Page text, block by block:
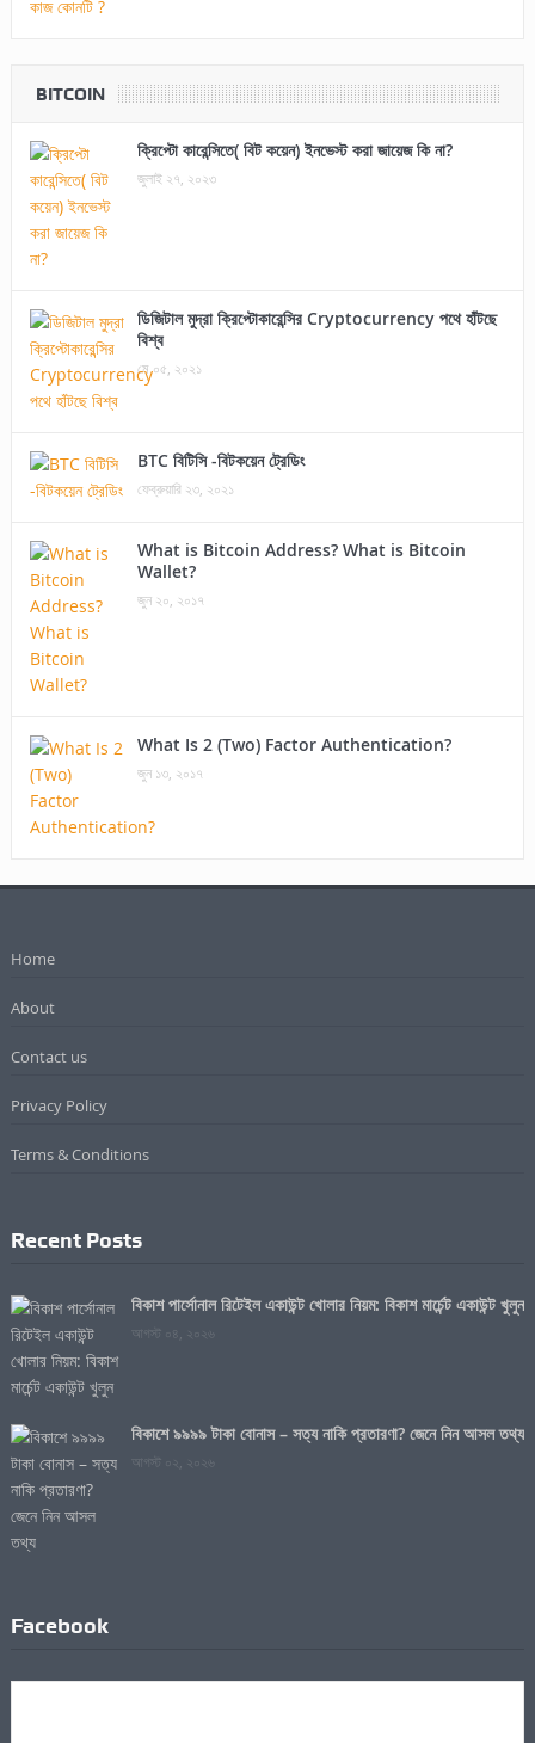
BITCOIN
ক্রিপ্টো কারেন্সিতে( বিট কয়েন) ইনভেস্ট করা জায়েজ কি না?
জুলাই ২৭, ২০২৩
ডিজিটাল মুদ্রা ক্রিপ্টোকারেন্সির Cryptocurrency পথে হাঁটছে
বিশ্ব
মে ০৫, ২০২১
BTC বিটিসি -বিটকয়েন ট্রেডিং
ফেব্রুয়ারি ২৩, ২০২১
What is Bitcoin Address? What is Bitcoin
Wallet?
জুন ২০, ২০১৭
What Is 2 (Two) Factor Authentication?
জুন ১৩, ২০১৭
Home
About
Contact us
Privacy Policy
Terms & Conditions
Recent Posts
বিকাশ পার্সোনাল রিটেইল একাউন্ট খোলার নিয়ম: বিকাশ মার্চেন্ট একাউন্ট খুলুন
আগস্ট ০৪, ২০২৬
বিকাশে ৯৯৯৯ টাকা বোনাস – সত্য নাকি প্রতারণা? জেনে নিন আসল তথ্য
আগস্ট ০২, ২০২৬
Facebook